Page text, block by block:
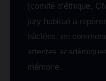
(comité d’éthique,
jury habitué à
bâclées, en
attentes
mémoire.